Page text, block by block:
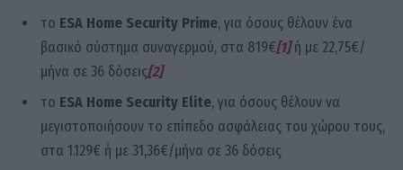
το ESA Home Security Prime, για όσους θέλουν ένα
βασικό σύστημα συναγερμού, στα 819€[1]ή με 22,75€/
μήνα σε 36 δόσεις[2]
το ESA Home Security Elite, για όσους θέλουν να
μεγιστοποιήσουν το επίπεδο ασφάλειας του χώρου τους,
στα 1.129€ ή με 31,36€/μήνα σε 36 δόσεις